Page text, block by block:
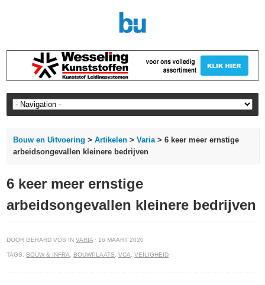
Bouw en Uitvoering >Artikelen >Varia> 6 keer meer ernstige
arbeidsongevallen kleinere bedrijven
6 keer meer ernstige
arbeidsongevallen kleinere bedrijven
DOOR GERARD VOS INVARIA· 16 MAART 2020
TAGS: BOUW & INFRA, BOUWPLAATS,VCA,VEILIGHEID